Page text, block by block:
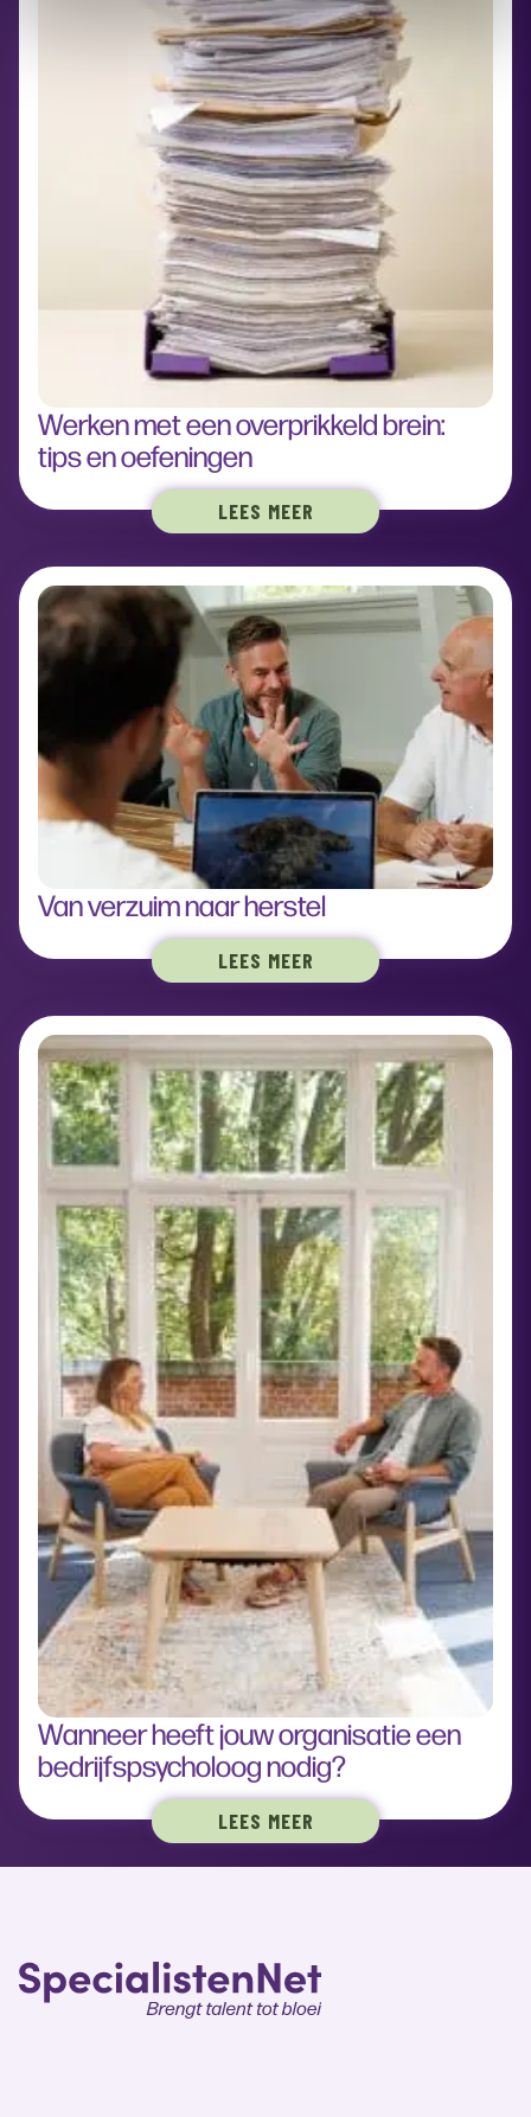
Werken met een overprikkeld brein:
tips en oefeningen
LEES MEER
Van verzuim naar herstel
LEES MEER
Wanneer heeft jouw organisatie een
bedrijfspsycholoog nodig?
LEES MEER